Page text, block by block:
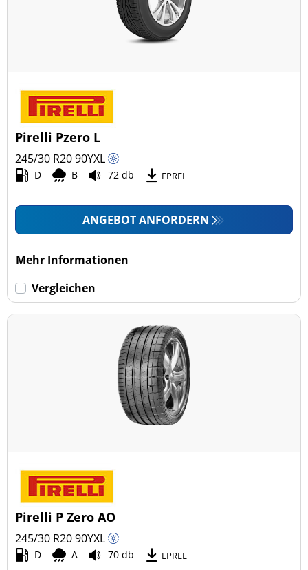
Pkw (35)
4x4/Offroad (1)
Transporter (0)
Wohnmobil (0)
Keine Run-flat (36)
Pirelli Pzero L
245/30 R2090YXL
D B 72 db EPREL
ANGEBOT ANFORDERN
Mehr Informationen
Vergleichen
Pirelli P Zero AO
245/30 R2090YXL
D A 70 db EPREL